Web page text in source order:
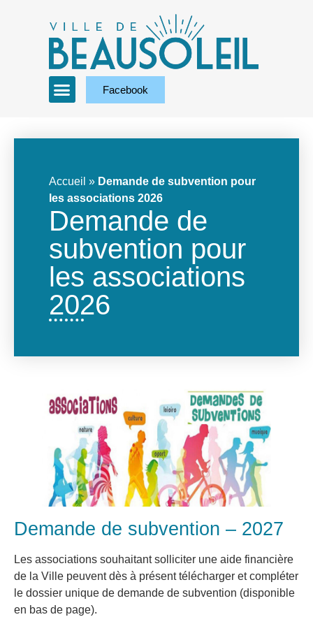
Facebook
Accueil » Demande de subvention pour
les associations 2026
Demande de
subvention pour
les associations
2026
Demande de subvention – 2027
Les associations souhaitant solliciter une aide financière
de la Ville peuvent dès à présent télécharger et compléter
le dossier unique de demande de subvention (disponible
en bas de page).